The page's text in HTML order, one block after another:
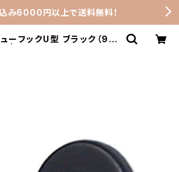
み6000円以上で送料無料！
ーフックU型 ブラック（901